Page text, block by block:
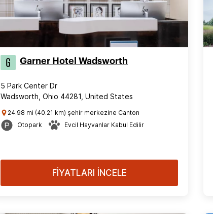
Garner Hotel Wadsworth
5 Park Center Dr
Wadsworth, Ohio 44281, United States
24.98 mi (40.21 km) şehir merkezine Canton
Otopark
Evcil Hayvanlar Kabul Edilir
FİYATLARI İNCELE